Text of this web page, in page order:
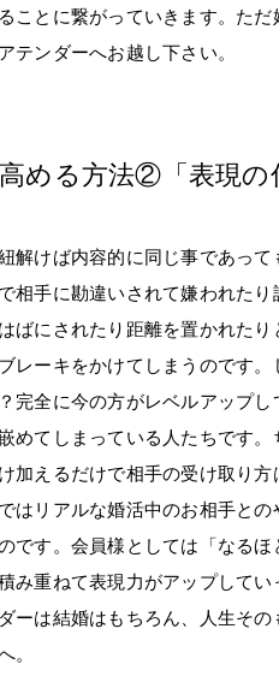
ことに繋がっていきます。た
テンダーへお越し下さい。
める方法②「表現の
解けば内容的に同じ事であっ
相手に勘違いされて嫌われた
ばにされたり距離を置かれた
レーキをかけてしまうのです
完全に今の方がレベルアップ
めてしまっている人たちです
加えるだけで相手の受け取り
はリアルな婚活中のお相手と
です。会員様としては「なる
み重ねて表現力がアップして
ーは結婚はもちろん、人生そ
。